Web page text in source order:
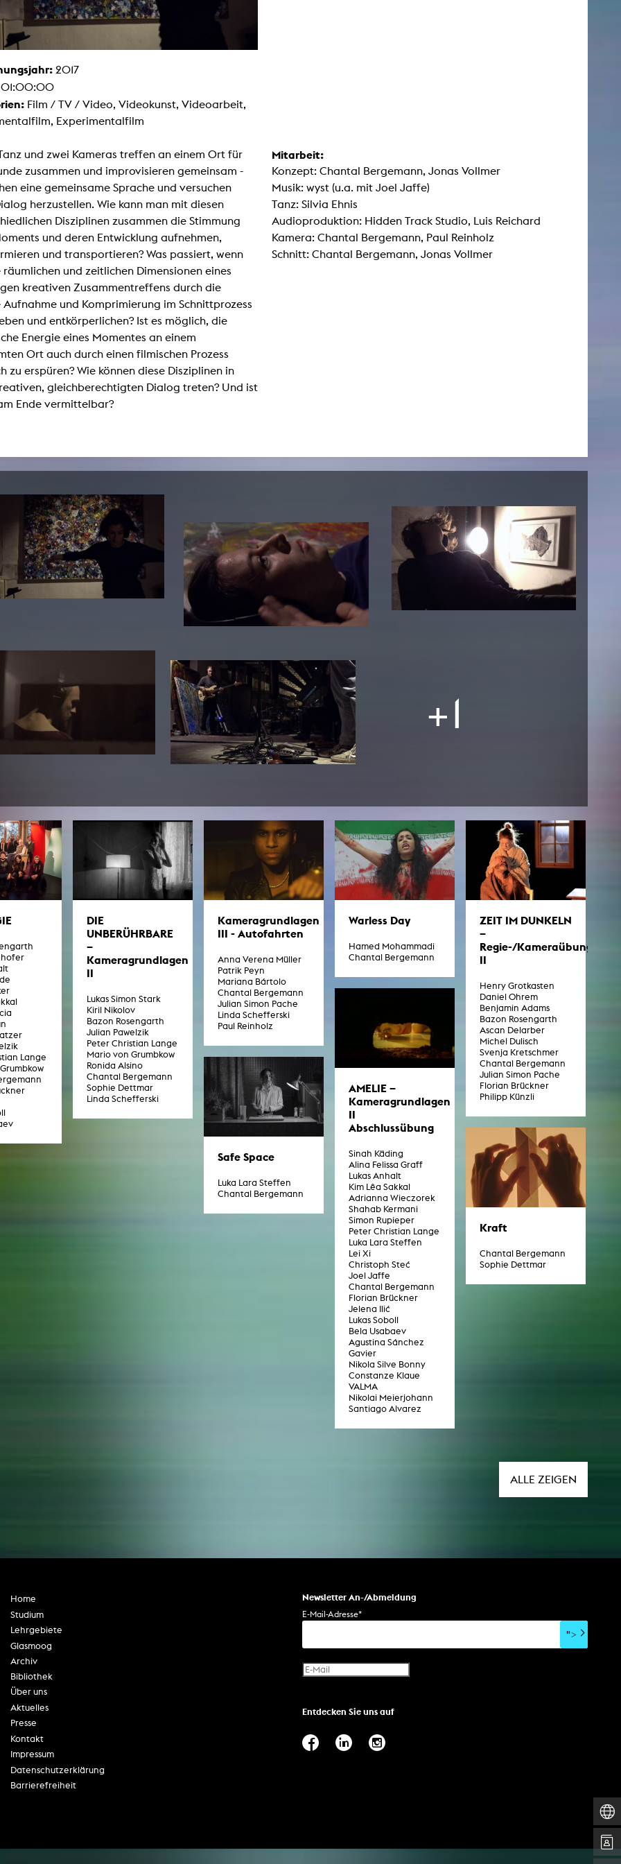
2017
01:00:00
Film / TV / Video, Videokunst, Videoarbeit,
Experimentalfilm
und zwei Kameras treffen an einem Ort für
zusammen und improvisieren gemeinsam -
eine gemeinsame Sprache und versuchen
herzustellen. Wie kann man mit diesen
Disziplinen zusammen die Stimmung
und deren Entwicklung aufnehmen,
und transportieren? Was passiert, wenn
räumlichen und zeitlichen Dimensionen eines
kreativen Zusammentreffens durch die
Aufnahme und Komprimierung im Schnittprozess
und entkörperlichen? Ist es möglich, die
Energie eines Momentes an einem
Ort auch durch einen filmischen Prozess
zu erspüren? Wie können diese Disziplinen in
gleichberechtigten Dialog treten? Und ist
Ende vermittelbar?
Mitarbeit:
Konzept: Chantal Bergemann, Jonas Vollmer
Musik: wyst (u.a. mit Joel Jaffe)
Tanz: Silvia Ehnis
Audioproduktion: Hidden Track Studio, Luis Reichard
Kamera: Chantal Bergemann, Paul Reinholz
Schnitt: Chantal Bergemann, Jonas Vollmer
+1
Lange
DIE
UNBERÜHRBARE
–
Kameragrundlagen
II
Lukas Simon Stark
Kiril Nikolov
Bazon Rosengarth
Julian Pawelzik
Peter Christian Lange
Mario von Grumbkow
Ronida Alsino
Chantal Bergemann
Sophie Dettmar
Linda Schefferski
Kameragrundlagen
III - Autofahrten
Anna Verena Müller
Patrik Peyn
Mariana Bártolo
Chantal Bergemann
Julian Simon Pache
Linda Schefferski
Paul Reinholz
Warless Day
Hamed Mohammadi
Chantal Bergemann
ZEIT IM DUNKELN
–
Regie-/Kameraübung
II
Henry Grotkasten
Daniel Ohrem
Benjamin Adams
Bazon Rosengarth
Ascan Delarber
Michel Dulisch
Svenja Kretschmer
Chantal Bergemann
Julian Simon Pache
Florian Brückner
Philipp Künzli
AMELIE –
Kameragrundlagen
II
Abschlussübung
Sinah Käding
Alina Felissa Graff
Lukas Anhalt
Kim Lêa Sakkal
Adrianna Wieczorek
Shahab Kermani
Simon Rupieper
Peter Christian Lange
Luka Lara Steffen
Lei Xi
Christoph Steć
Joel Jaffe
Chantal Bergemann
Florian Brückner
Jelena Ilić
Lukas Soboll
Bela Usabaev
Agustina Sánchez
Gavier
Nikola Silve Bonny
Constanze Klaue
VALMA
Nikolai Meierjohann
Santiago Alvarez
Safe Space
Luka Lara Steffen
Chantal Bergemann
Kraft
Chantal Bergemann
Sophie Dettmar
ALLE ZEIGEN
Newsletter An-/Abmeldung
E-Mail-Adresse*
">
Home
Studium
Lehrgebiete
Glasmoog
Archiv
Bibliothek
Über uns
Aktuelles
Presse
Kontakt
Impressum
Datenschutzerklärung
Barrierefreiheit
Entdecken Sie uns auf
Malerei / Skulptur
Multispecies Storytelling
Videokunst / Performance
Kunst / Globaler Süden
und Medienwissenschaften
mit erweitertem Materialbegriff
Transversale Ästhetik
Labore / Studios
Aula
Case – Projektraum Fotgrafie
Computer Seminarraum
3-D-Labor
exMedia Lab
Filmstudios
Fotolabor
Grading
Infrastruktur
Elektroniklabor
Multispecies Studio
Kameratechnik
Schnittplätze
Tonstudios
Werkstatt
Zentrale Ausleihe
BIBLIOTHEK
Digitale Bibliothek
Filme
Zeitschriften
Semesterapparate
KHM Verlag
edition KHM
KHM Journal
LECTURE Reihe
Lab Jahrbuch
off topic
Rara
ÜBER UNS
Personen
Gleichstellung
Nützliche Hilfen / Kontakte
Ombudsstellen
AStA und StuPa
Freunde der KHM e.V.
Partner
In Erinnerung
AGG-Beschwerdestelle
Karriere
Jobs
Pressemitteilungen
Presse Downloads
Lehrende woanders